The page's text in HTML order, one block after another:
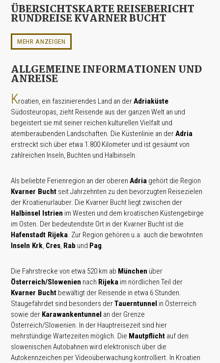
ÜBERSICHTSKARTE REISEBERICHT
RUNDREISE KVARNER BUCHT
MEHR ANZEIGEN
ALLGEMEINE INFORMATIONEN UND
ANREISE
Kroatien, ein faszinierendes Land an derAdriaküste
Südosteuropas, zieht Reisende aus der ganzen Welt an und
begeistert sie mit seiner reichen kulturellen Vielfalt und
atemberaubenden Landschaften. Die Küstenlinie an derAdria
erstreckt sich über etwa 1.800 Kilometer und ist gesäumt von
zahlreichen Inseln, Buchten und Halbinseln.
Als beliebte Ferienregion an der oberenAdria gehört die Region
Kvarner Bucht seit Jahrzehnten zu den bevorzugten Reisezielen
der Kroatienurlauber. Die Kvarner Bucht liegt zwischen der
Halbinsel Istrien im Westen und dem kroatischen Küstengebirge
im Osten. Der bedeutendste Ort in der Kvarner Bucht ist die
Hafenstadt Rijeka. Zur Region gehören u.a. auch die bewohnten
Inseln Krk, Cres, Rab und Pag.
Die Fahrstrecke von etwa 520 km ab München über
Österreich/Slowenien nach Rijeka im nördlichen Teil der
Kvarner Bucht bewältigt der Reisende in etwa 6 Stunden.
Staugefährdet sind besonders derTauerntunnel in Österreich
sowie der Karawankentunnel an der Grenze
Österreich/Slowenien. In der Hauptreisezeit sind hier
mehrstündige Wartezeiten möglich. Die Mautpflicht auf den
slowenischen Autobahnen wird elektronisch über die
Autokennzeichen per Videoüberwachung kontrolliert. In Kroatien